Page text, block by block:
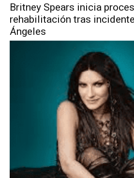
Britney Spears inicia
rehabilitación tras
Ángeles